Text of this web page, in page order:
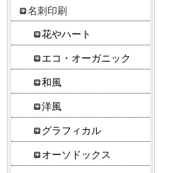
名刺印刷
花やハート
エコ・オーガニック
和風
洋風
グラフィカル
オーソドックス